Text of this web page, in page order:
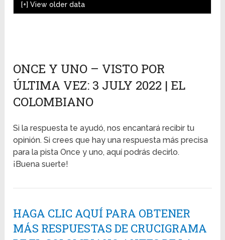
[+]View older data
ONCE Y UNO – VISTO POR
ÚLTIMA VEZ: 3 JULY 2022 | EL
COLOMBIANO
Si la respuesta te ayudó, nos encantará recibir tu
opinión. Si crees que hay una respuesta más precisa
para la pista Once y uno, aquí podrás decirlo.
¡Buena suerte!
HAGA CLIC AQUÍ PARA OBTENER
MÁS RESPUESTAS DE CRUCIGRAMA